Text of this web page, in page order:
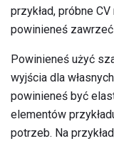
przykład, próbne
powinieneś zawrzeć
Powinieneś użyć
wyjścia dla
powinieneś być
elementów
potrzeb. Na